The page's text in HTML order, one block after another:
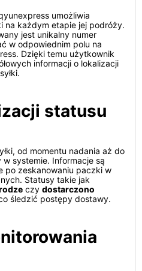
umożliwia
na każdym etapie jej podróży.
jest unikalny numer
w odpowiednim polu na
Dzięki temu użytkownik
informacji o lokalizacji
statusu
od momentu nadania aż do
systemie. Informacje są
po zeskanowaniu paczki w
Statusy takie jak
czy dostarczono
śledzić postępy dostawy.